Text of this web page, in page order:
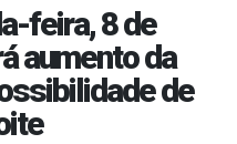
feira, 8 de
aumento da
de